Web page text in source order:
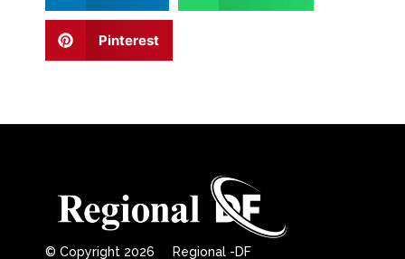
Pinterest
© Copyright 2026 Regional -DF